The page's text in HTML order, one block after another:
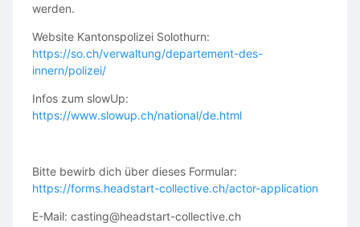
werden.
Website Kantonspolizei Solothurn:
https://so.ch/verwaltung/departement-des-
innern/polizei/
Infos zum slowUp:
https://www.slowup.ch/national/de.html
Bitte bewirb dich über dieses Formular:
https://forms.headstart-collective.ch/actor-application
E-Mail: casting@headstart-collective.ch